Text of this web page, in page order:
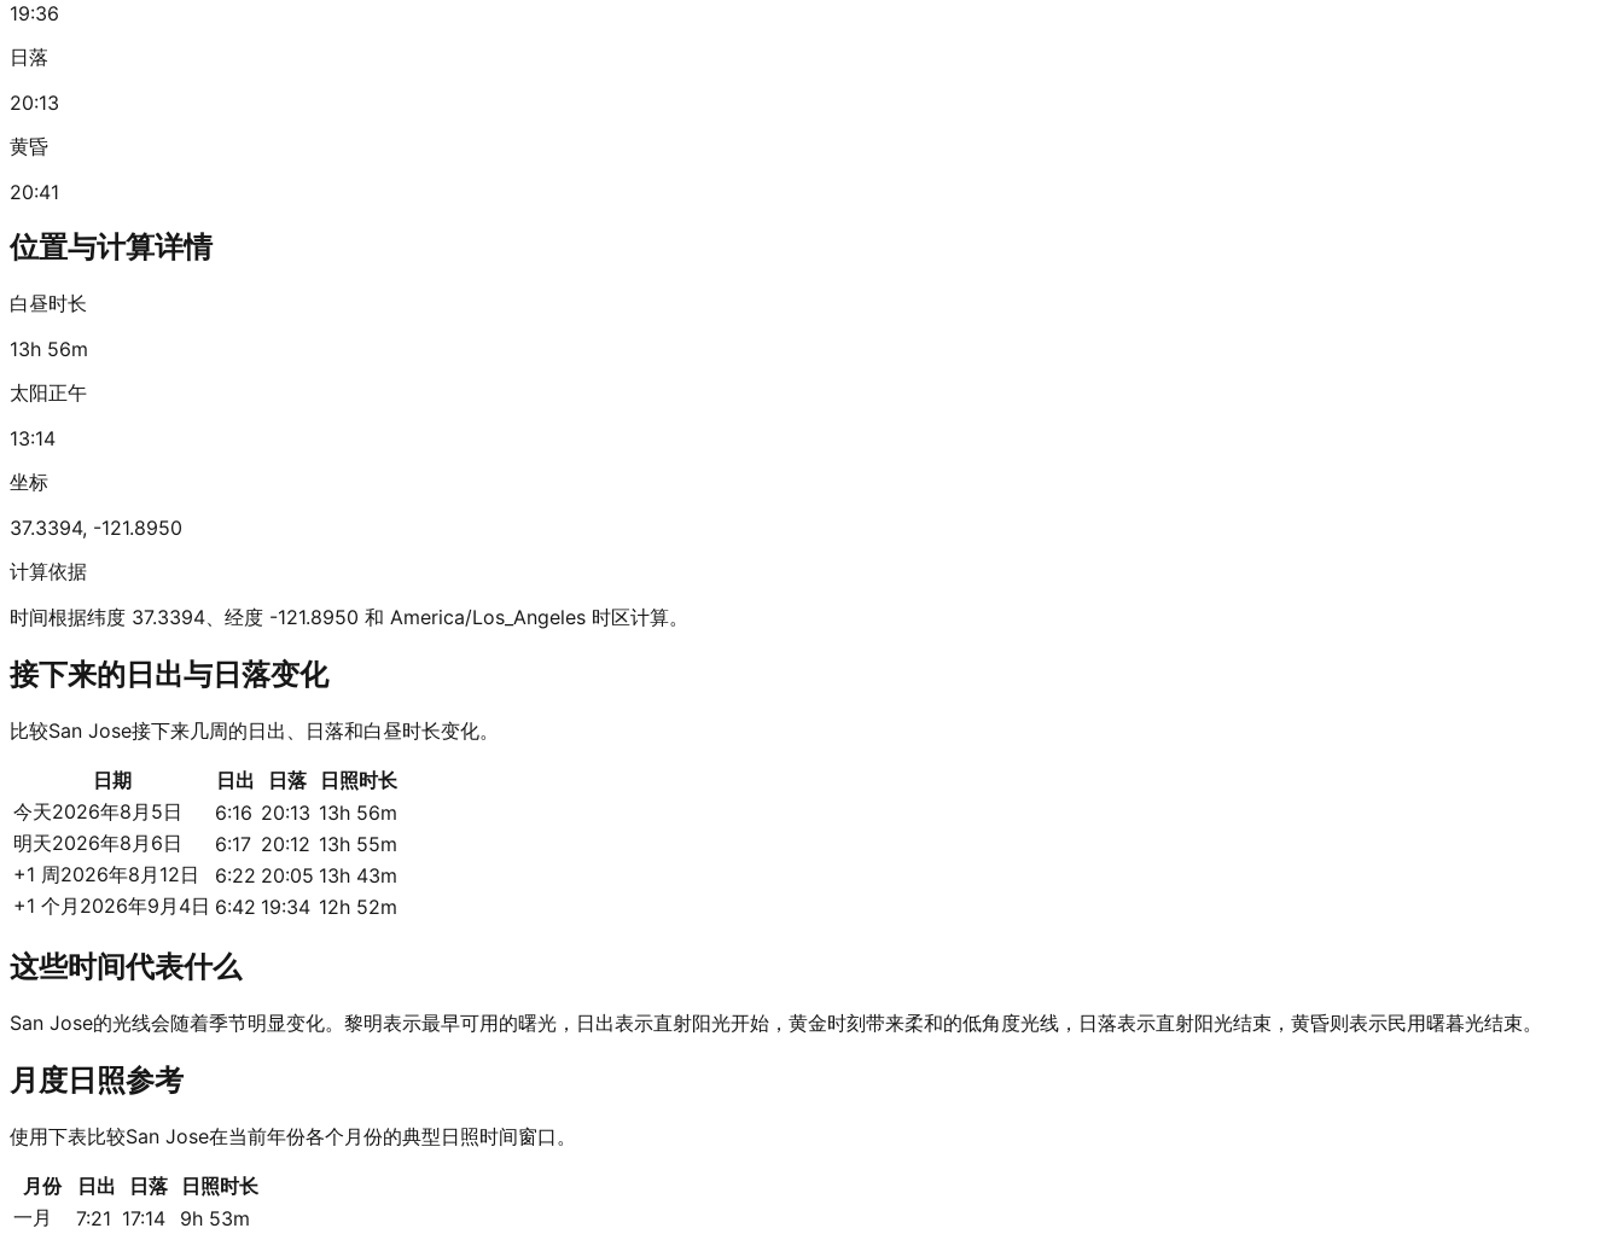
19:36
日落
20:13
黄昏
20:41
位置与计算详情
白昼时长
13h 56m
太阳正午
13:14
坐标
37.3394, -121.8950
计算依据
时间根据纬度 37.3394、经度 -121.8950 和 America/Los_Angeles 时区计算。
接下来的日出与日落变化
比较San Jose接下来几周的日出、日落和白昼时长变化。
日期 日出 日落
日照时长
今天2026年8月5日 6:16 20:13 13h 56m
明天2026年8月6日 6:17 20:12 13h 55m
+1 周2026年8月12日 6:22 20:05 13h 43m
+1 个月 2026年9月4日 6:42 19:34 12h 52m
这些时间代表什么
San Jose的光线会随着季节明显变化。黎明表示最早可用的曙光，日出表示直射阳光开始，黄金时刻带来柔和的低角度光线，日落表示直射阳光结束，黄昏则表示民用曙暮光结束。
月度日照参考
使用下表比较San Jose在当前年份各个月份的典型日照时间窗口。
月份 日出 日落
日照时长
一月
7:21 17:14
9h 53m